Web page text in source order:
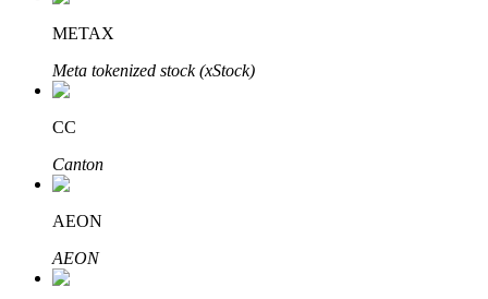
พันธมิตร Bitrue
มากถึง 65% คอมมิชชั่น!
METAX
Meta tokenized stock (xStock)
CC
Canton
AEON
AEON